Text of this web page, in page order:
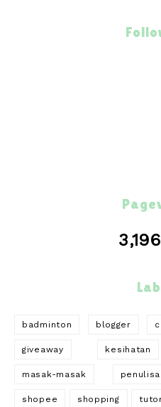
badminton blogger
giveaway kesihatan
masak-masak
shopee shopping